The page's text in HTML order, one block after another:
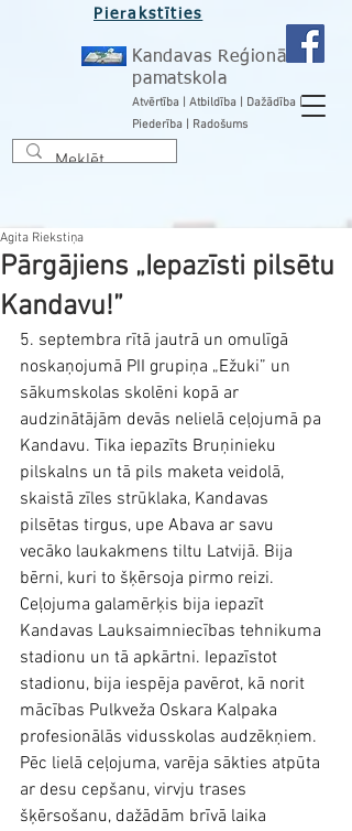
Pierakstīties
Kandavas Reģionālā
pamatskola
Atvērtība | Atbildība | Dažādība |
Piederība | Radošums
Pārgājiens „Iepazīsti pilsētu
Kandavu!”
Agita Riekstiņa
5. septembra rītā jautrā un omulīgā
noskaņojumā PII grupiņa „Ežuki” un
sākumskolas skolēni kopā ar
audzinātājām devās nelielā ceļojumā pa
Kandavu. Tika iepazīts Bruņinieku
pilskalns un tā pils maketa veidolā,
skaistā zīles strūklaka, Kandavas
pilsētas tirgus, upe Abava ar savu
vecāko laukakmens tiltu Latvijā. Bija
bērni, kuri to šķērsoja pirmo reizi.
Ceļojuma galamērķis bija iepazīt
Kandavas Lauksaimniecības tehnikuma
stadionu un tā apkārtni. Iepazīstot
stadionu, bija iespēja pavērot, kā norit
mācības Pulkveža Oskara Kalpaka
profesionālās vidusskolas audzēkņiem.
Pēc lielā ceļojuma, varēja sākties atpūta
ar desu cepšanu, virvju trases
šķērsošanu, dažādām brīvā laika